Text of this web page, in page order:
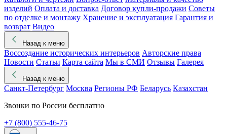
изделий Оплата и доставка Договор купли-продажи Советы
по отделке и монтажу Хранение и эксплуатация Гарантия и
возврат Видео
Назад к меню
Воссоздание исторических интерьеров Авторские права
Новости Статьи Карта сайта Мы в СМИ Отзывы Галерея
Назад к меню
Санкт-Петербург Москва Регионы РФ Беларусь Казахстан
Звонки по России бесплатно
+7 (800) 555-46-75